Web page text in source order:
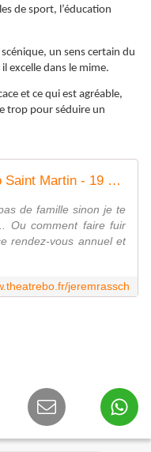
de sport, l’éducation
un sens certain du
excelle dans le mime.
et ce qui est agréable,
trop pour séduire un
JEREM RASSCH | Théâtre Bo Saint Martin - 19 Boulevard Saint Martin 75003 Paris
de famille sinon je te
Ou comment faire fuir
rendez-vous annuel et
jeremrassch